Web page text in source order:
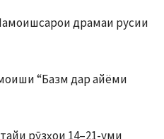
драмаи русии
“Базм дар айёми
рӯзҳои 14–21-уми